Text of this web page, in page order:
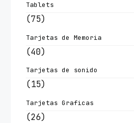
Tablets
(75)
Tarjetas de Memoria
(40)
Tarjetas de sonido
(15)
Tarjetas Graficas
(26)